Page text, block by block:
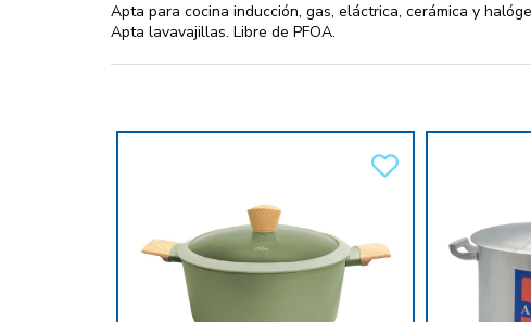
Apta para cocina inducción, gas, eláctrica, cerámica y
Apta lavavajillas. Libre de PFOA.